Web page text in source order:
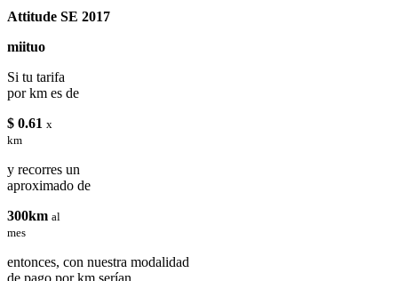
Attitude SE 2017
miituo
Si tu tarifa
por km es de
$ 0.61 x
km
y recorres un
aproximado de
300km al
mes
entonces, con nuestra modalidad
de pago por km serían